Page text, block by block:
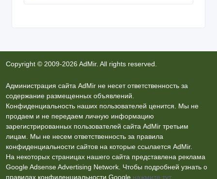
Copyright © 2009-2026 AdMir. All rights reserved.
Администрация сайта AdMir не несет ответственность за
содержание размещенных объявлений.
Конфиденциальность наших пользователей ценится. Мы не
продаем и не передаем личную информацию
зарегистрированных пользователей сайта AdMir третьим
лицам. Мы не несем ответственность за правила
конфиденциальности сайтов на которые ссылается AdMir.
На некоторых страницах нашего сайта представлена реклама
Google Adsense Advertising Network. Чтобы подробней узнать о
правилах конфиденциальности Google нажмите тут.